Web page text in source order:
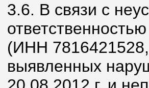
3.6. В связи с
(ИНН
выявленных